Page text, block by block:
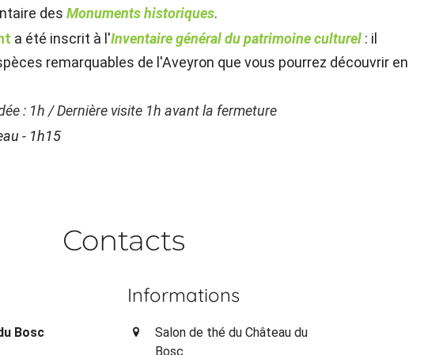
desMonuments historiques.
a été inscrit à l'Inventaire général du patrimoine culturel : il
remarquables de l'Aveyron que vous pourrez découvrir en
: 1h / Dernière visite 1h avant la fermeture
- 1h15
Contacts
Bosc
Informations
Salon de thé du Château du
Bosc